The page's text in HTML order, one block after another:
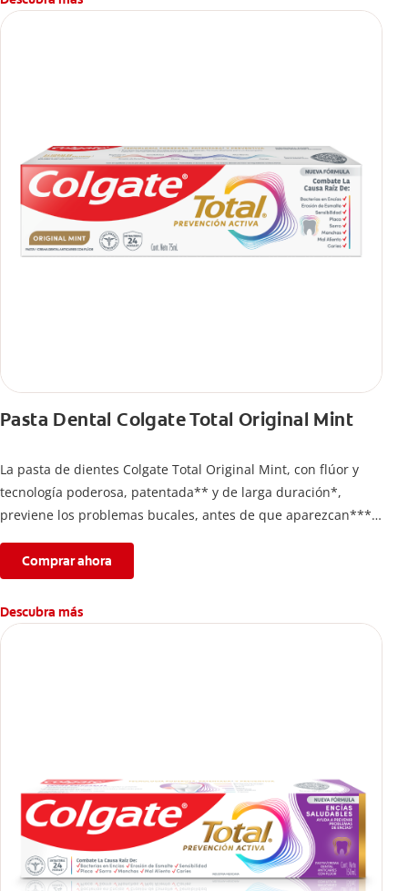
Pasta Dental Colgate Total Original Mint
La pasta de dientes Colgate Total Original Mint, con flúor y
tecnología poderosa, patentada** y de larga duración*,
previene los problemas bucales, antes de que aparezcan****.
completa limpieza dental.
*Con el cepillado 2 veces por día y uso continuo por 4
semanas.
**Patentada en Estados Unidos.
Comprar ahora
Descubra más